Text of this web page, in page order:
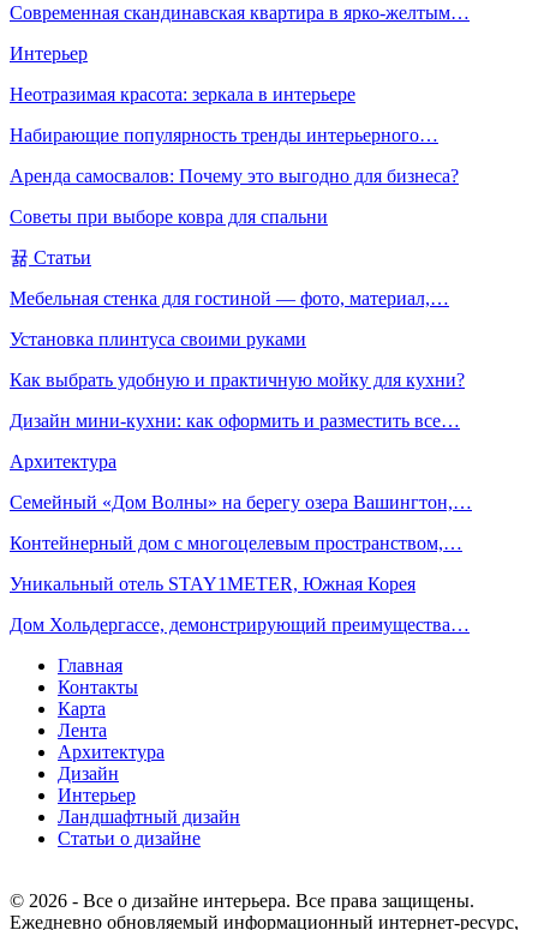
Современная скандинавская квартира в ярко-желтым…
Интерьер
Неотразимая красота: зеркала в интерьере
Набирающие популярность тренды интерьерного…
Аренда самосвалов: Почему это выгодно для бизнеса?
Советы при выборе ковра для спальни
Статьи
Мебельная стенка для гостиной — фото, материал,…
Установка плинтуса своими руками
Как выбрать удобную и практичную мойку для кухни?
Дизайн мини-кухни: как оформить и разместить все…
Архитектура
Семейный «Дом Волны» на берегу озера Вашингтон,…
Контейнерный дом с многоцелевым пространством,…
Уникальный отель STAY1METER, Южная Корея
Дом Хольдергассе, демонстрирующий преимущества…
Главная
Контакты
Карта
Лента
Архитектура
Дизайн
Интерьер
Ландшафтный дизайн
Статьи о дизайне
© 2026 - Все о дизайне интерьера. Все права защищены.
Ежедневно обновляемый информационный интернет-ресурс,